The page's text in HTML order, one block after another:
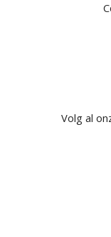
Volg al